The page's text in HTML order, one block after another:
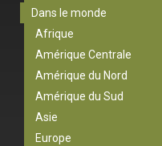
Dans le monde
Afrique
Amérique Centrale
Amérique du Nord
Amérique du Sud
Asie
Europe